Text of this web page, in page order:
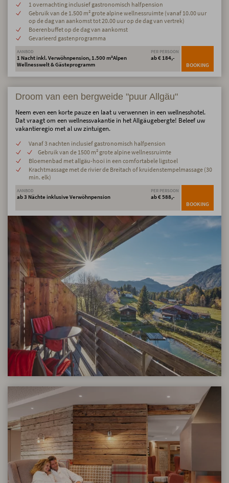
1 overnachting inclusief gastronomisch halfpension
Gebruik van de 1.500 m² grote alpine wellnessruimte (vanaf 10.00 uur
op de dag van aankomst tot 20.00 uur op de dag van vertrek)
Boerenbuffet op de dag van aankomst
Gevarieerd gastenprogramma
AANBOD
1 Nacht inkl. Verwöhnpension, 1.500 m²Alpen
Wellnesswelt & Gästeprogramm
PER PERSOON
ab € 184,-
BOOKING
Droom van een bergweide "puur Allgäu"
Neem even een korte pauze en laat u verwennen in een wellnesshotel.
Dat vraagt om een wellnessvakantie in het Allgäugebergte! Beleef uw
vakantieregio met al uw zintuigen.
Vanaf 3 nachten inclusief gastronomisch halfpension
Gebruik van de 1500 m² grote alpine wellnessruimte
Bloemenbad met allgäu-hooi in een comfortabele ligstoel
Krachtmassage met de rivier de Breitach of kruidenstempelmassage (30
min. elk)
AANBOD
ab 3 Nächte inklusive Verwöhnpension
PER PERSOON
ab € 588,-
BOOKING